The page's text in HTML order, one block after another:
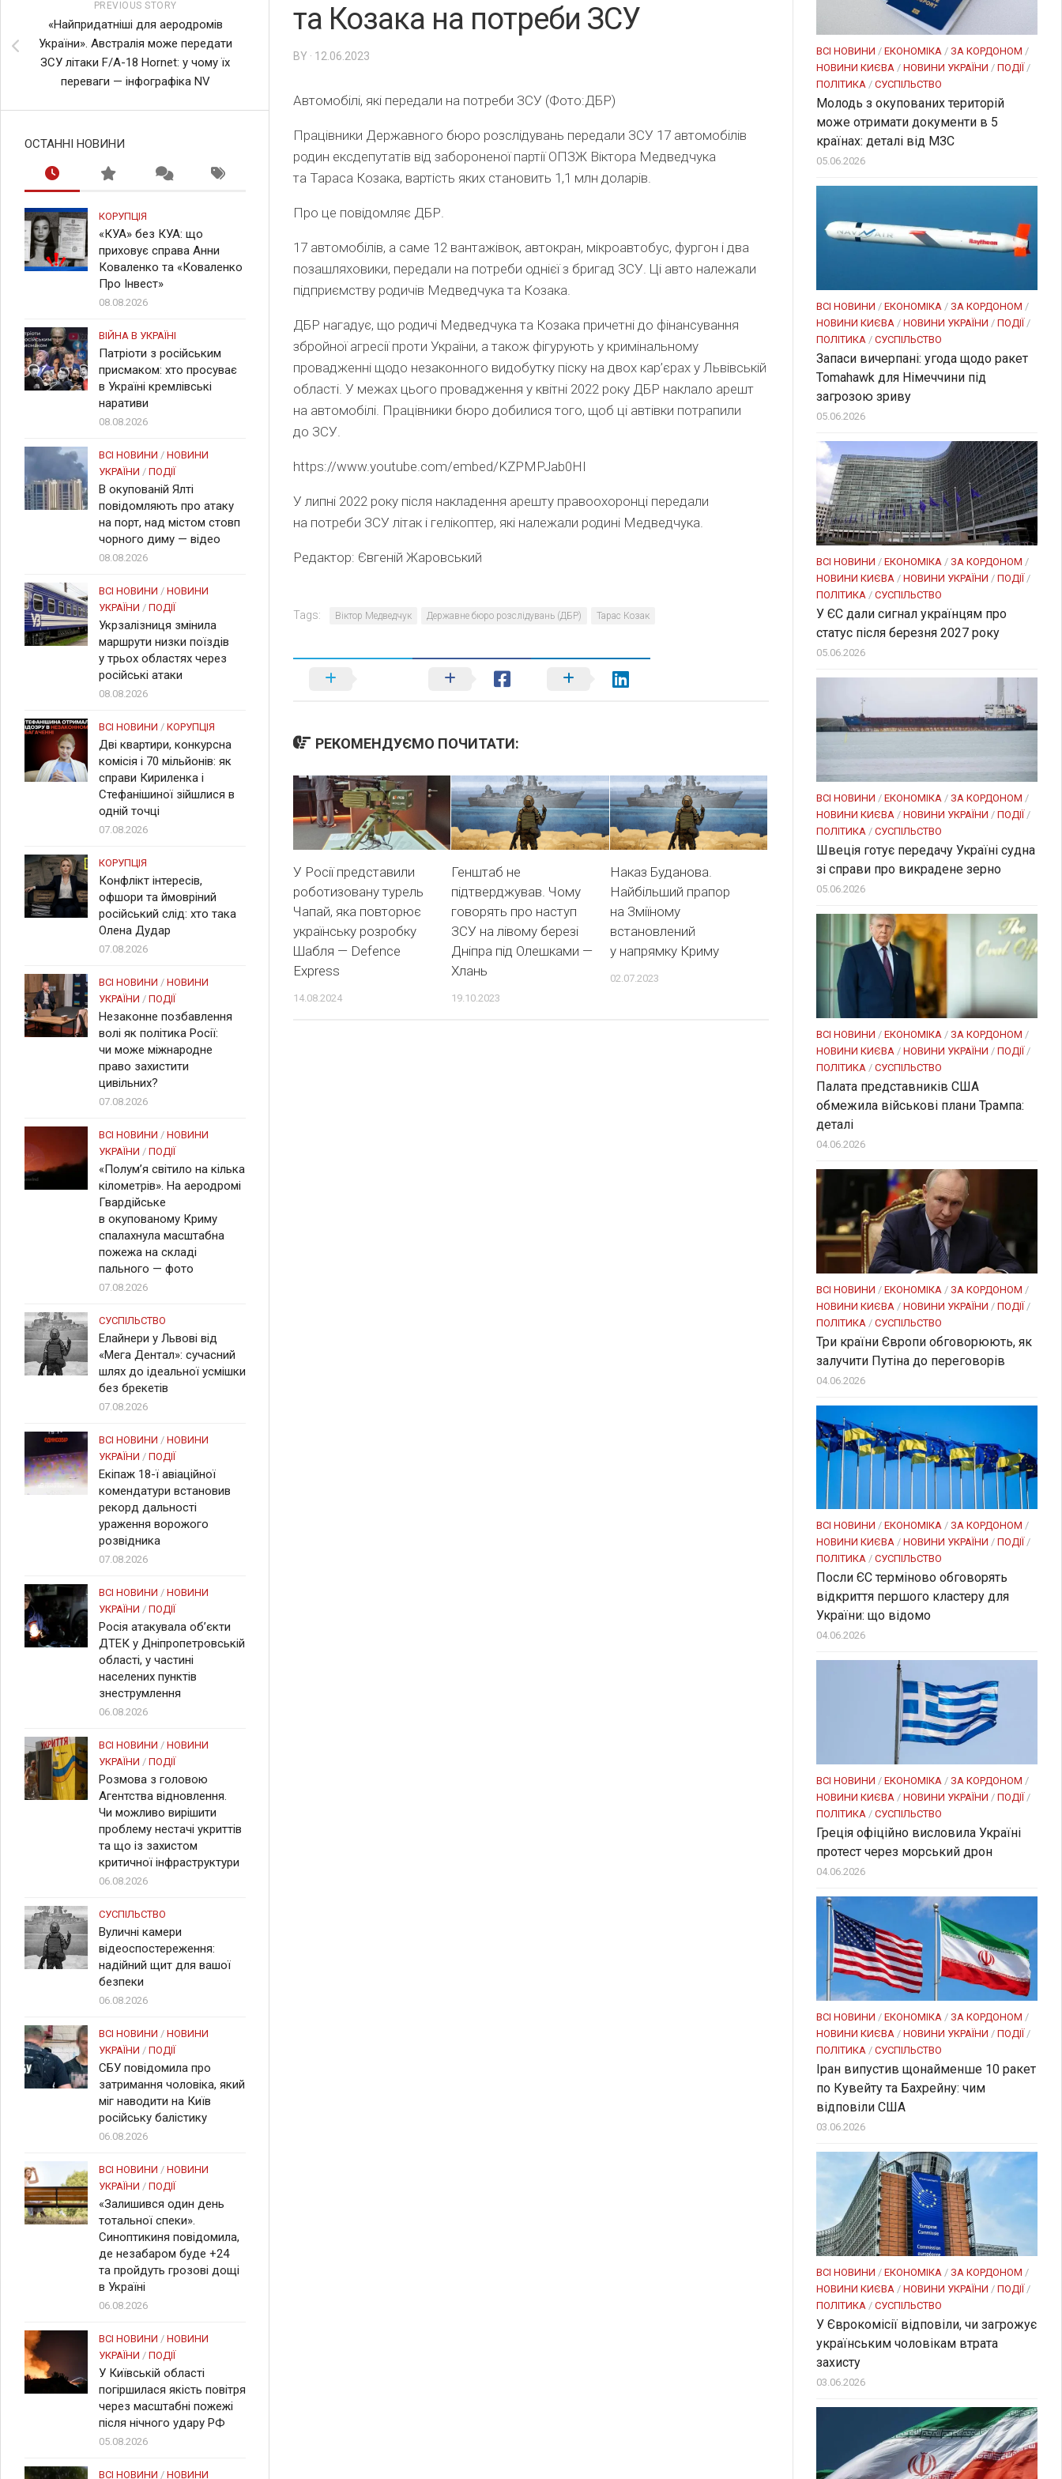
та Козака на потреби ЗСУ
BY · 12.06.2023
Автомобілі, які передали на потреби ЗСУ (Фото:ДБР)
Працівники Державного бюро розслідувань передали ЗСУ 17 автомобілів
родин ексдепутатів від забороненої партії ОПЗЖ Віктора Медведчука
та Тараса Козака, вартість яких становить 1,1 млн доларів.
Про це повідомляє ДБР.
17 автомобілів, а саме 12 вантажівок, автокран, мікроавтобус, фургон і два
позашляховики, передали на потреби однієї з бригад ЗСУ. Ці авто належали
підприємству родичів Медведчука та Козака.
ДБР нагадує, що родичі Медведчука та Козака причетні до фінансування
збройної агресії проти України, а також фігурують у кримінальному
провадженні щодо незаконного видобутку піску на двох кар’єрах у Львівській
області. У межах цього провадження у квітні 2022 року ДБР наклало арешт
на автомобілі. Працівники бюро добилися того, щоб ці автівки потрапили
до ЗСУ.
https://www.youtube.com/embed/KZPMPJab0HI
У липні 2022 року після накладення арешту правоохоронці передали
на потреби ЗСУ літак і гелікоптер, які належали родині Медведчука.
Редактор: Євгеній Жаровський
Tags: Віктор Медведчук Державне бюро розслідувань (ДБР) Тарас Козак
РЕКОМЕНДУЄМО ПОЧИТАТИ:
У Росії представили
роботизовану турель
Чапай, яка повторює
українську розробку
Шабля — Defence
Express
14.08.2024
Генштаб не
підтверджував. Чому
говорять про наступ
ЗСУ на лівому березі
Дніпра під Олешками —
Хлань
19.10.2023
Наказ Буданова.
Найбільший прапор
на Зміїному
встановлений
у напрямку Криму
02.07.2023
PREVIOUS STORY
«Найпридатніші для аеродромів
України». Австралія може передати
ЗСУ літаки F/A-18 Hornet: у чому їх
переваги — інфографіка NV
ОСТАННІ НОВИНИ
КОРУПЦІЯ
«КУА» без КУА: що
приховує справа Анни
Коваленко та «Коваленко
Про Інвест»
08.08.2026
ВІЙНА В УКРАЇНІ
Патріоти з російським
присмаком: хто просуває
в Україні кремлівські
наративи
08.08.2026
ВСІ НОВИНИ / НОВИНИ
УКРАЇНИ / ПОДІЇ
В окупованій Ялті
повідомляють про атаку
на порт, над містом стовп
чорного диму — відео
08.08.2026
ВСІ НОВИНИ / НОВИНИ
УКРАЇНИ / ПОДІЇ
Укрзалізниця змінила
маршрути низки поїздів
у трьох областях через
російські атаки
08.08.2026
ВСІ НОВИНИ / КОРУПЦІЯ
Дві квартири, конкурсна
комісія і 70 мільйонів: як
справи Кириленка і
Стефанішиної зійшлися в
одній точці
07.08.2026
КОРУПЦІЯ
Конфлікт інтересів,
офшори та ймовріний
російський слід: хто така
Олена Дудар
07.08.2026
ВСІ НОВИНИ / НОВИНИ
УКРАЇНИ / ПОДІЇ
Незаконне позбавлення
волі як політика Росії:
чи може міжнародне
право захистити
цивільних?
07.08.2026
ВСІ НОВИНИ / НОВИНИ
УКРАЇНИ / ПОДІЇ
«Полум’я світило на кілька
кілометрів». На аеродромі
Гвардійське
в окупованому Криму
спалахнула масштабна
пожежа на складі
пального — фото
07.08.2026
СУСПІЛЬСТВО
Елайнери у Львові від
«Мега Дентал»: сучасний
шлях до ідеальної усмішки
без брекетів
07.08.2026
ВСІ НОВИНИ / НОВИНИ
УКРАЇНИ / ПОДІЇ
Екіпаж 18-ї авіаційної
комендатури встановив
рекорд дальності
ураження ворожого
розвідника
07.08.2026
ВСІ НОВИНИ / НОВИНИ
УКРАЇНИ / ПОДІЇ
Росія атакувала об’єкти
ДТЕК у Дніпропетровській
області, у частині
населених пунктів
знеструмлення
06.08.2026
ВСІ НОВИНИ / НОВИНИ
УКРАЇНИ / ПОДІЇ
Розмова з головою
Агентства відновлення.
Чи можливо вирішити
проблему нестачі укриттів
та що із захистом
критичної інфраструктури
06.08.2026
СУСПІЛЬСТВО
Вуличні камери
відеоспостереження:
надійний щит для вашої
безпеки
06.08.2026
ВСІ НОВИНИ / НОВИНИ
УКРАЇНИ / ПОДІЇ
СБУ повідомила про
затримання чоловіка, який
міг наводити на Київ
російську балістику
06.08.2026
ВСІ НОВИНИ / НОВИНИ
УКРАЇНИ / ПОДІЇ
«Залишився один день
тотальної спеки».
Синоптикиня повідомила,
де незабаром буде +24
та пройдуть грозові дощі
в Україні
06.08.2026
ВСІ НОВИНИ / НОВИНИ
УКРАЇНИ / ПОДІЇ
У Київській області
погіршилася якість повітря
через масштабні пожежі
після нічного удару РФ
05.08.2026
ВСІ НОВИНИ / НОВИНИ
ВСІ НОВИНИ / ЕКОНОМІКА / ЗА КОРДОНОМ /
НОВИНИ КИЄВА / НОВИНИ УКРАЇНИ / ПОДІЇ /
ПОЛІТИКА / СУСПІЛЬСТВО
Молодь з окупованих територій
може отримати документи в 5
країнах: деталі від МЗС
05.06.2026
ВСІ НОВИНИ / ЕКОНОМІКА / ЗА КОРДОНОМ /
НОВИНИ КИЄВА / НОВИНИ УКРАЇНИ / ПОДІЇ /
ПОЛІТИКА / СУСПІЛЬСТВО
Запаси вичерпані: угода щодо ракет
Tomahawk для Німеччини під
загрозою зриву
05.06.2026
ВСІ НОВИНИ / ЕКОНОМІКА / ЗА КОРДОНОМ /
НОВИНИ КИЄВА / НОВИНИ УКРАЇНИ / ПОДІЇ /
ПОЛІТИКА / СУСПІЛЬСТВО
У ЄС дали сигнал українцям про
статус після березня 2027 року
05.06.2026
ВСІ НОВИНИ / ЕКОНОМІКА / ЗА КОРДОНОМ /
НОВИНИ КИЄВА / НОВИНИ УКРАЇНИ / ПОДІЇ/
ПОЛІТИКА / СУСПІЛЬСТВО
Швеція готує передачу Україні судна
зі справи про викрадене зерно
05.06.2026
ВСІ НОВИНИ / ЕКОНОМІКА / ЗА КОРДОНОМ /
НОВИНИ КИЄВА / НОВИНИ УКРАЇНИ / ПОДІЇ/
ПОЛІТИКА / СУСПІЛЬСТВО
Палата представників США
обмежила військові плани Трампа:
деталі
04.06.2026
ВСІ НОВИНИ / ЕКОНОМІКА / ЗА КОРДОНОМ /
НОВИНИ КИЄВА / НОВИНИ УКРАЇНИ / ПОДІЇ/
ПОЛІТИКА / СУСПІЛЬСТВО
Три країни Європи обговорюють, як
залучити Путіна до переговорів
04.06.2026
ВСІ НОВИНИ / ЕКОНОМІКА / ЗА КОРДОНОМ /
НОВИНИ КИЄВА / НОВИНИ УКРАЇНИ / ПОДІЇ /
ПОЛІТИКА / СУСПІЛЬСТВО
Посли ЄC терміново обговорять
відкриття першого кластеру для
України: що відомо
04.06.2026
ВСІ НОВИНИ / ЕКОНОМІКА / ЗА КОРДОНОМ /
НОВИНИ КИЄВА / НОВИНИ УКРАЇНИ / ПОДІЇ /
ПОЛІТИКА / СУСПІЛЬСТВО
Греція офіційно висловила Україні
протест через морський дрон
04.06.2026
ВСІ НОВИНИ / ЕКОНОМІКА / ЗА КОРДОНОМ /
НОВИНИ КИЄВА / НОВИНИ УКРАЇНИ / ПОДІЇ /
ПОЛІТИКА / СУСПІЛЬСТВО
Іран випустив щонайменше 10 ракет
по Кувейту та Бахрейну: чим
відповіли США
03.06.2026
ВСІ НОВИНИ / ЕКОНОМІКА / ЗА КОРДОНОМ /
НОВИНИ КИЄВА / НОВИНИ УКРАЇНИ / ПОДІЇ /
ПОЛІТИКА / СУСПІЛЬСТВО
У Єврокомісії відповіли, чи загрожує
українським чоловікам втрата
захисту
03.06.2026